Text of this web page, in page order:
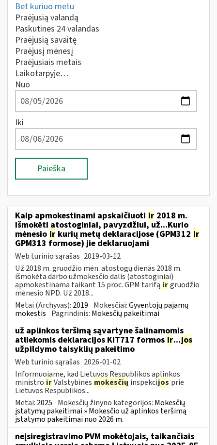
Bet kuriuo metu
Praėjusią valandą
Paskutines 24 valandas
Praėjusią savaitę
Praėjusį mėnesį
Praėjusiais metais
Laikotarpyje…
Nuo
Iki
Paieška
Kaip apmokestinami apskaičiuoti ir 2018 m.
išmokėti atostoginiai, pavyzdžiui, už...Kurio
mėnesio ir kurių metų deklaracijose (GPM312 ir
GPM313 formose) jie deklaruojami
Web turinio sąrašas 2019-03-12
Už 2018 m. gruodžio mėn. atostogų dienas 2018 m.
išmokėta darbo užmokesčio dalis (atostoginiai)
apmokestinama taikant 15 proc. GPM tarifą irgruodžio
mėnesio NPD. Už 2018...
Metai (Archyvas): 2019 Mokesčiai:Gyventojų pajamų
mokestis Pagrindinis: Mokesčių pakeitimai
už aplinkos teršimą sąvartyne šalinamomis
atliekomis deklaracijos KIT717 formos ir...jos
užpildymo taisyklių pakeitimo
Web turinio sąrašas 2026-01-02
Informuojame, kad Lietuvos Respublikos aplinkos
ministro irValstybinės mokesčių inspekcijos prie
Lietuvos Respublikos...
Metai: 2025 Mokesčių žinyno kategorijos: Mokesčių
įstatymų pakeitimai » Mokesčio už aplinkos teršimą
įstatymo pakeitimai nuo 2026 m.
neįsiregistravimo PVM mokėtojais, taikančiais